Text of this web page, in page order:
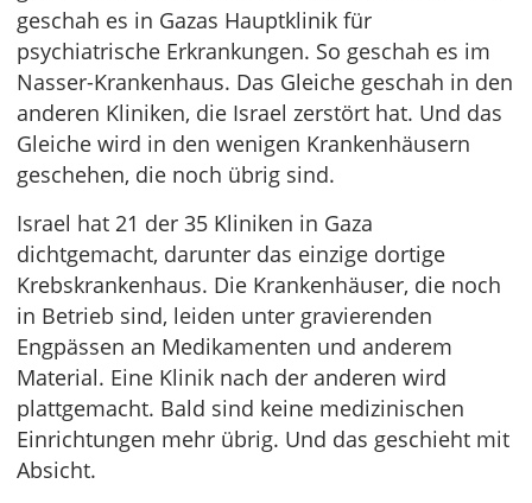
geschah es in Gazas Hauptklinik für
psychiatrische Erkrankungen. So geschah es im
Nasser-Krankenhaus. Das Gleiche geschah in den
anderen Kliniken, die Israel zerstört hat. Und das
Gleiche wird in den wenigen Krankenhäusern
geschehen, die noch übrig sind.
Israel hat 21 der 35 Kliniken in Gaza
dichtgemacht, darunter das einzige dortige
Krebskrankenhaus. Die Krankenhäuser, die noch
in Betrieb sind, leiden unter gravierenden
Engpässen an Medikamenten und anderem
Material. Eine Klinik nach der anderen wird
plattgemacht. Bald sind keine medizinischen
Einrichtungen mehr übrig. Und das geschieht mit
Absicht.